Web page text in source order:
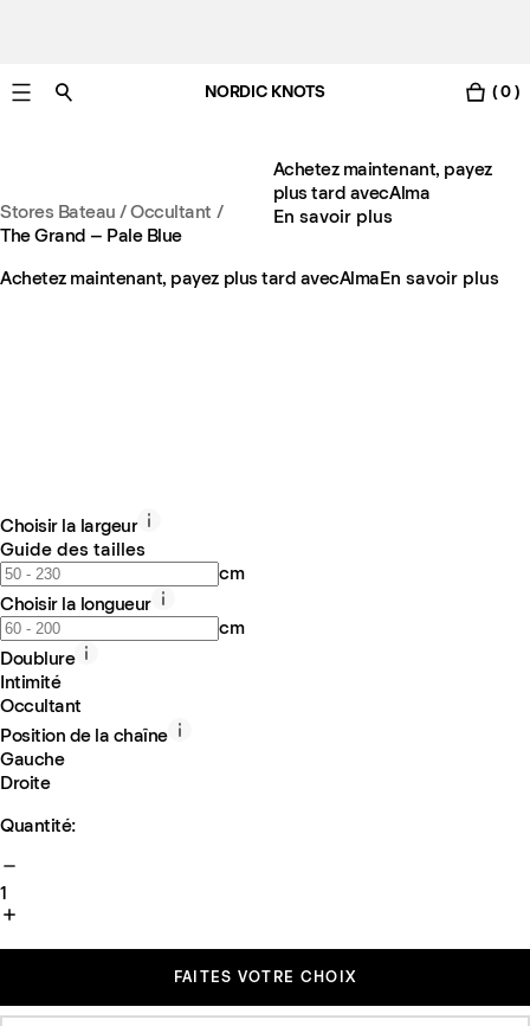
NORDIC KNOTS ( 0 )
Stores Bateau / Occultant /
The Grand – Pale Blue
Achetez maintenant, payez
plus tard avecAlma
En savoir plus
Achetez maintenant, payez plus tard avecAlmaEn savoir plus
Choisir la largeur
Guide des tailles
cm
Choisir la longueur
cm
Doublure
Intimité
Occultant
Position de la chaîne
Gauche
Droite
Quantité:
1
FAITES VOTRE CHOIX